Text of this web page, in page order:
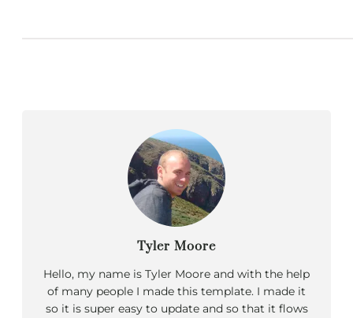
Tyler Moore
Hello, my name is Tyler Moore and with the help
of many people I made this template. I made it
so it is super easy to update and so that it flows